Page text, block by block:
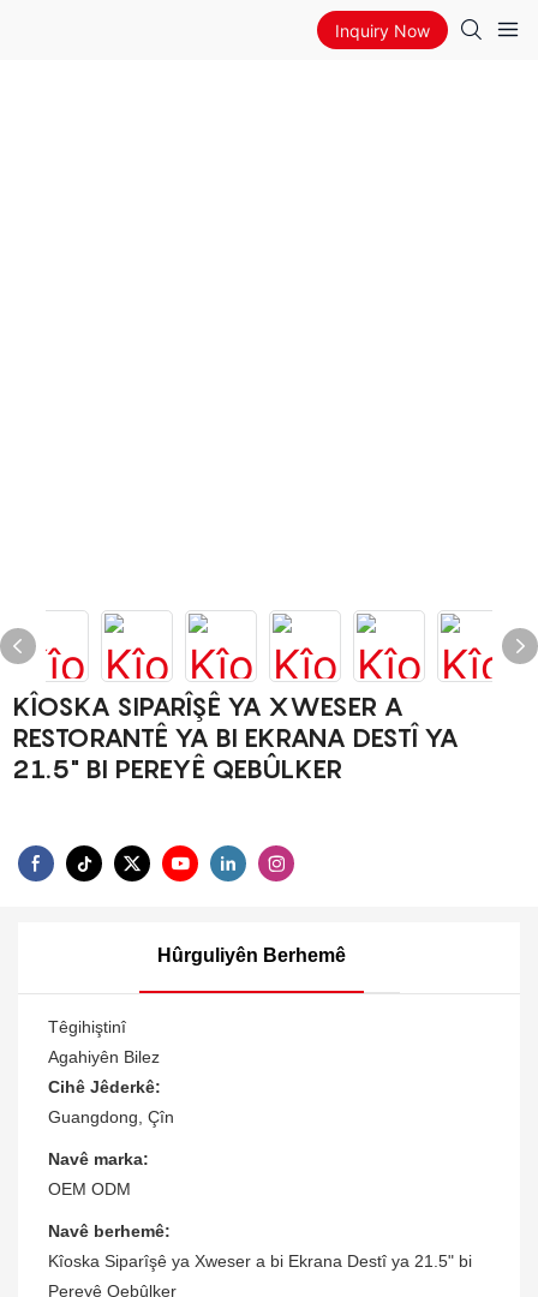
Inquiry Now
KÎOSKA SIPARÎŞÊ YA XWESER A
RESTORANTÊ YA BI EKRANA DESTÎ YA
21.5" BI PEREYÊ QEBÛLKER
Hûrguliyên Berhemê
Têgihiştinî
Agahiyên Bilez
Cihê Jêderkê:
Guangdong, Çîn
Navê marka:
OEM ODM
Navê berhemê:
Kîoska Siparîşê ya Xweser a bi Ekrana Destî ya 21.5" bi
Pereyê Qebûlker